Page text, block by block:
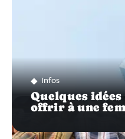
Infos
Quelques idées
offrir à une